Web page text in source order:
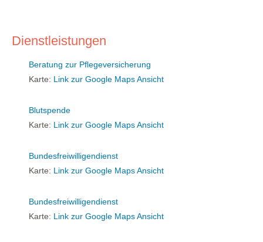
Dienstleistungen
Beratung zur Pflegeversicherung
Karte: Link zur Google Maps Ansicht
Blutspende
Karte: Link zur Google Maps Ansicht
Bundesfreiwilligendienst
Karte: Link zur Google Maps Ansicht
Bundesfreiwilligendienst
Karte: Link zur Google Maps Ansicht